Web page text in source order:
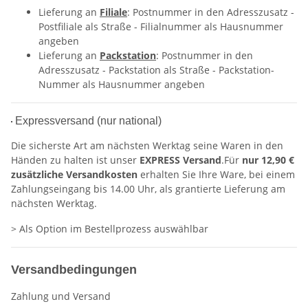
Lieferung an Filiale: Postnummer in den Adresszusatz -
Postfiliale als Straße - Filialnummer als Hausnummer
angeben
Lieferung an Packstation: Postnummer in den
Adresszusatz - Packstation als Straße - Packstation-
Nummer als Hausnummer angeben
Expressversand (nur national)
Die sicherste Art am nächsten Werktag seine Waren in den
Händen zu halten ist unser EXPRESS Versand.Für nur 12,90 €
zusätzliche Versandkosten erhalten Sie Ihre Ware, bei einem
Zahlungseingang bis 14.00 Uhr, als grantierte Lieferung am
nächsten Werktag.
> Als Option im Bestellprozess auswählbar
Versandbedingungen
Zahlung und Versand